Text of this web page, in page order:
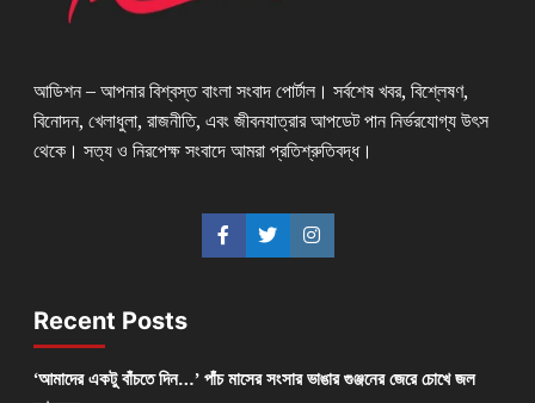
আডিশন – আপনার বিশ্বস্ত বাংলা সংবাদ পোর্টাল। সর্বশেষ খবর, বিশ্লেষণ,
বিনোদন, খেলাধুলা, রাজনীতি, এবং জীবনযাত্রার আপডেট পান নির্ভরযোগ্য উৎস
থেকে। সত্য ও নিরপেক্ষ সংবাদে আমরা প্রতিশ্রুতিবদ্ধ।
Recent Posts
‘আমাদের একটু বাঁচতে দিন…’ পাঁচ মাসের সংসার ভাঙার গুঞ্জনের জেরে চোখে জল